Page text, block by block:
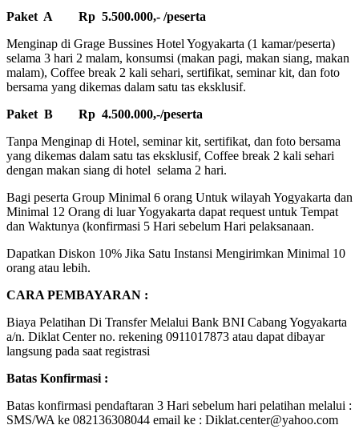
Paket A Rp 5.500.000,- /peserta
Menginap di Grage Bussines Hotel Yogyakarta (1 kamar/peserta)
selama 3 hari 2 malam, konsumsi (makan pagi, makan siang, makan
malam), Coffee break 2 kali sehari, sertifikat, seminar kit, dan foto
bersama yang dikemas dalam satu tas eksklusif.
Paket B Rp 4.500.000,-/peserta
Tanpa Menginap di Hotel, seminar kit, sertifikat, dan foto bersama
yang dikemas dalam satu tas eksklusif, Coffee break 2 kali sehari
dengan makan siang di hotel selama 2 hari.
Bagi peserta Group Minimal 6 orang Untuk wilayah Yogyakarta dan
Minimal 12 Orang di luar Yogyakarta dapat request untuk Tempat
dan Waktunya (konfirmasi 5 Hari sebelum Hari pelaksanaan.
Dapatkan Diskon 10% Jika Satu Instansi Mengirimkan Minimal 10
orang atau lebih.
CARA PEMBAYARAN :
Biaya Pelatihan Di Transfer Melalui Bank BNI Cabang Yogyakarta
a/n. Diklat Center no. rekening 0911017873 atau dapat dibayar
langsung pada saat registrasi
Batas Konfirmasi :
Batas konfirmasi pendaftaran 3 Hari sebelum hari pelatihan melalui :
SMS/WA ke 082136308044 email ke : Diklat.center@yahoo.com